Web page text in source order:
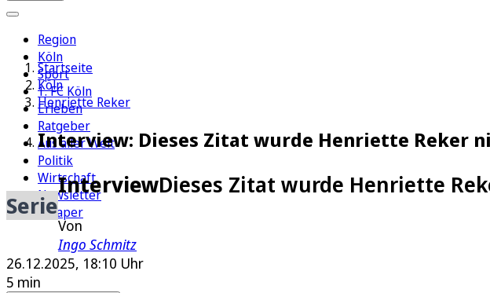
Region
Köln
Sport
1. FC Köln
Erleben
Ratgeber
Aus aller Welt
Politik
Wirtschaft
Newsletter
E-Paper
Startseite
Köln
Henriette Reker
Interview: Dieses Zitat wurde Henriette Reker
Serie
InterviewDieses Zitat wurde Henriette
Von
Ingo Schmitz
26.12.2025, 18:10 Uhr
5 min